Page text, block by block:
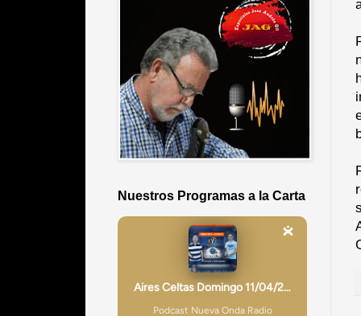
Nuestros Programas a la Carta